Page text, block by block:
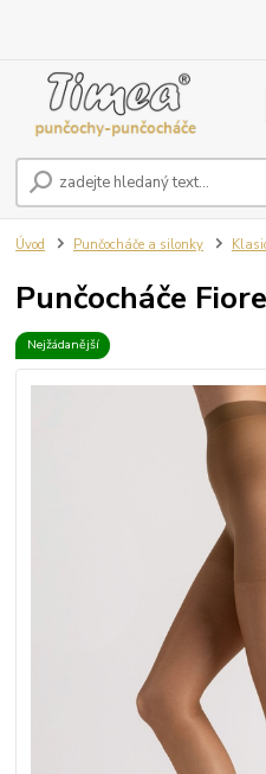
Úvod Punčocháče a silonky
Punčocháče
Nejžádanější